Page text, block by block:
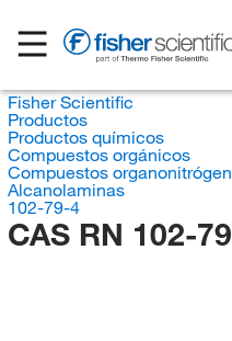
Fisher Scientific
Productos
Productos químicos
Compuestos orgánicos
Compuestos
Alcanolaminas
102-79-4
CAS RN 102-